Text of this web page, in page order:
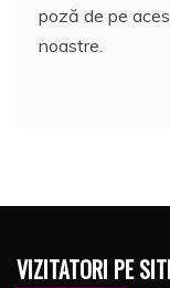
poză de pe
noastre.
VIZITATORI PE